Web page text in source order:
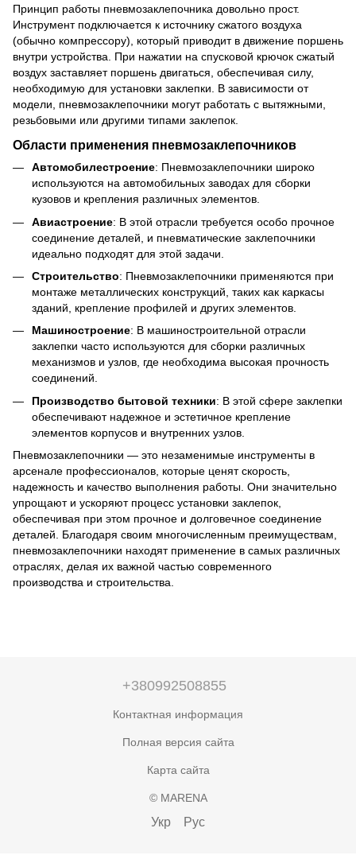
Принцип работы пневмозаклепочника довольно прост.
Инструмент подключается к источнику сжатого воздуха
(обычно компрессору), который приводит в движение поршень
внутри устройства. При нажатии на спусковой крючок сжатый
воздух заставляет поршень двигаться, обеспечивая силу,
необходимую для установки заклепки. В зависимости от
модели, пневмозаклепочники могут работать с вытяжными,
резьбовыми или другими типами заклепок.
Области применения пневмозаклепочников
Автомобилестроение: Пневмозаклепочники широко
используются на автомобильных заводах для сборки
кузовов и крепления различных элементов.
Авиастроение: В этой отрасли требуется особо прочное
соединение деталей, и пневматические заклепочники
идеально подходят для этой задачи.
Строительство: Пневмозаклепочники применяются при
монтаже металлических конструкций, таких как каркасы
зданий, крепление профилей и других элементов.
Машиностроение: В машиностроительной отрасли
заклепки часто используются для сборки различных
механизмов и узлов, где необходима высокая прочность
соединений.
Производство бытовой техники: В этой сфере заклепки
обеспечивают надежное и эстетичное крепление
элементов корпусов и внутренних узлов.
Пневмозаклепочники — это незаменимые инструменты в
арсенале профессионалов, которые ценят скорость,
надежность и качество выполнения работы. Они значительно
упрощают и ускоряют процесс установки заклепок,
обеспечивая при этом прочное и долговечное соединение
деталей. Благодаря своим многочисленным преимуществам,
пневмозаклепочники находят применение в самых различных
отраслях, делая их важной частью современного
производства и строительства.
+380992508855
Контактная информация
Полная версия сайта
Карта сайта
© MARENA
Укр Рус